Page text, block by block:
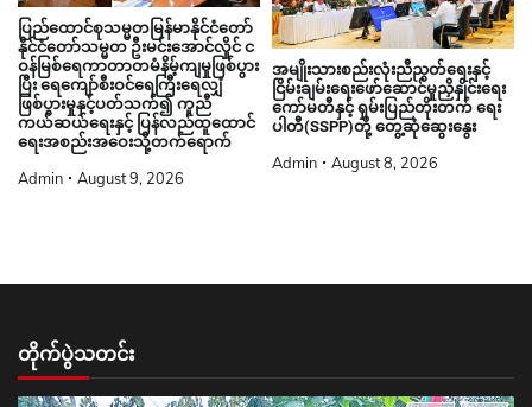
ပြည်ထောင်စုသမ္မတမြန်မာနိုင်ငံတော်
နိုင်ငံတော်သမ္မတ ဦးမင်းအောင်လှိုင် င
ဝန်မြစ်ရေကာတာတမံနိမ့်ကျမှုဖြစ်ပွား
ပြီး ရေကျော်စီးဝင်ရေကြီးရေလျှံ
ဖြစ်ပွားမှုနှင့်ပတ်သက်၍ ကူညီ
ကယ်ဆယ်ရေးနှင့် ပြန်လည်ထူထောင်
ရေးအစည်းအဝေးသို့တက်ရောက်
Admin August 9, 2026
အမျိုးသားစည်းလုံးညီညွတ်ရေးနှင့်
ငြိမ်းချမ်းရေးဖော်ဆောင်မှုညှိနှိုင်းရေး
ကော်မတီနှင့် ရှမ်းပြည်တိုးတက် ရေး
ပါတီ(SSPP)တို့ တွေ့ဆုံဆွေးနွေး
Admin August 8, 2026
တိုက်ပွဲသတင်း